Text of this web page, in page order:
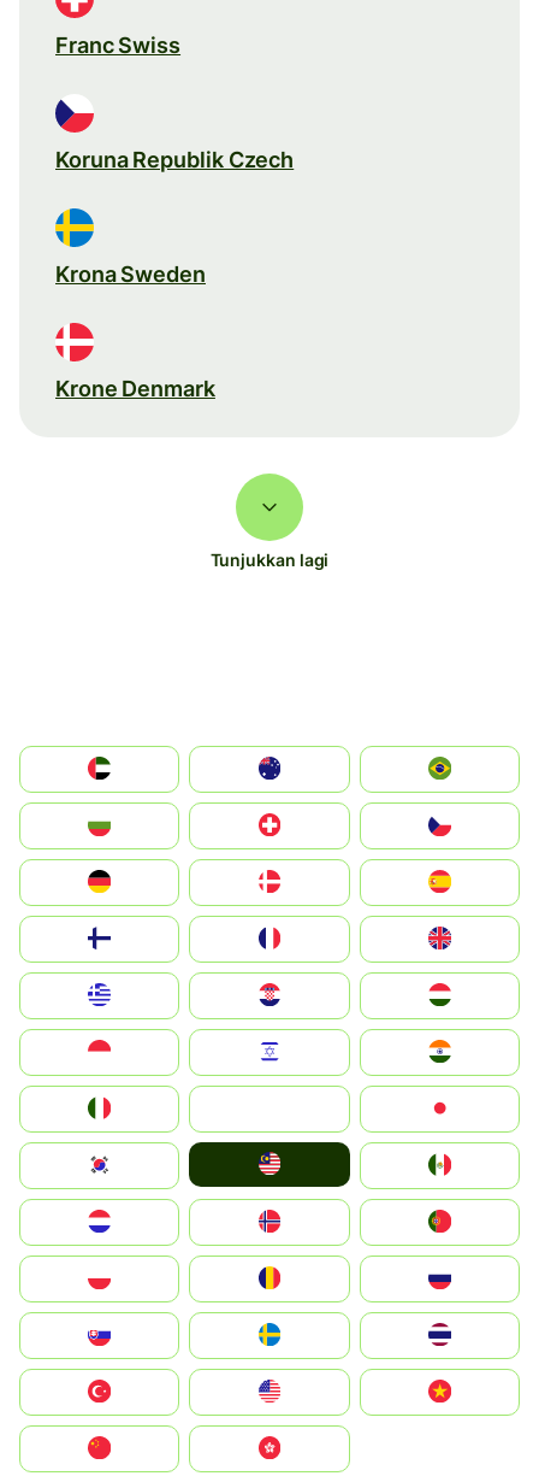
Franc Swiss
Koruna Republik Czech
Krona Sweden
Krone Denmark
Tunjukkan lagi
الإمارات العربية المتحدة
Switzerland
Deutschland
United Kingdom
Magyarország
South Korea
United States
中國香港特別行政區